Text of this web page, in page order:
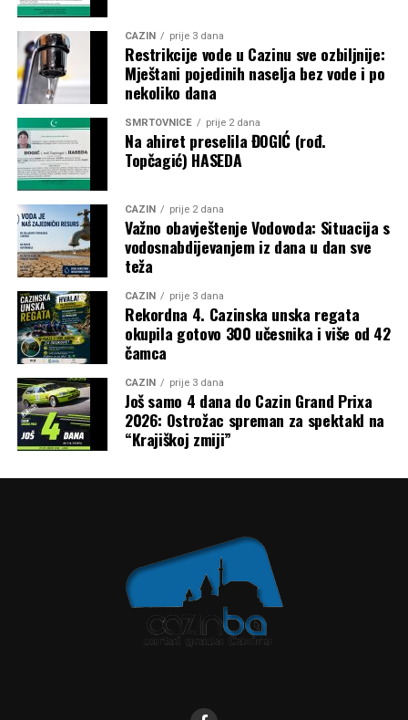
CAZIN prije 3 dana
Restrikcije vode u Cazinu sve ozbiljnije:
Mještani pojedinih naselja bez vode i po
nekoliko dana
SMRTOVNICE prije 2 dana
Na ahiret preselila ĐOGIĆ (rođ.
Topčagić) HASEDA
CAZIN prije 2 dana
Važno obavještenje Vodovoda: Situacija s
vodosnabdijevanjem iz dana u dan sve
teža
CAZIN prije 3 dana
Rekordna 4. Cazinska unska regata
okupila gotovo 300 učesnika i više od 42
čamca
CAZIN prije 3 dana
Još samo 4 dana do Cazin Grand Prixa
2026: Ostrožac spreman za spektakl na
“Krajiškoj zmiji”